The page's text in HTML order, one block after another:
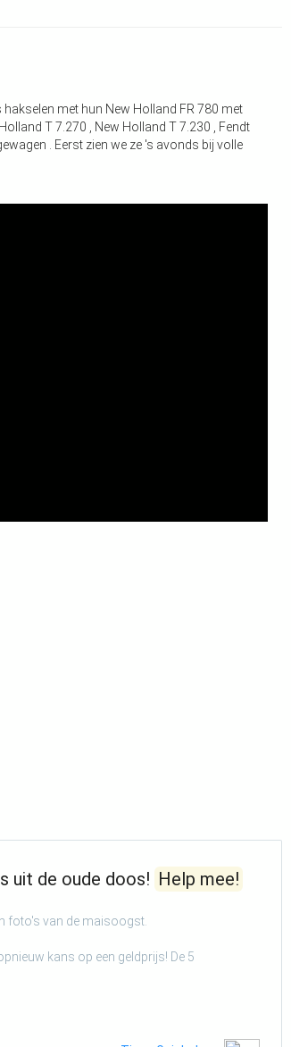
met hun New Holland FR 780 met
T 7.270 , New Holland T 7.230 , Fendt
. Eerst zien we ze 's avonds bij volle
uit de oude doos! Help mee!
foto's van de maisoogst.
kans op een geldprijs! De 5